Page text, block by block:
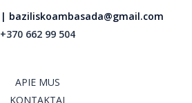
| baziliskoambasada@gmail.com
+370 662 99 504
APIE MUS
KONTAKTAI